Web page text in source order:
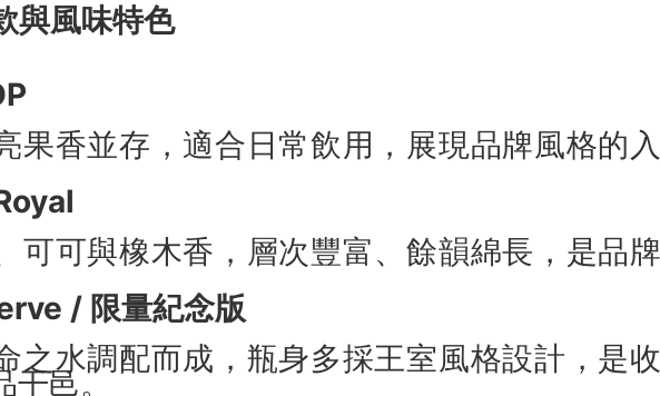
與風味特色
果香並存，適合日常飲用，展現品牌風格的入
可可與橡木香，層次豐富、餘韻綿長，是品牌
/ 限量紀念版
之水調配而成，瓶身多採王室風格設計，是收
干邑。